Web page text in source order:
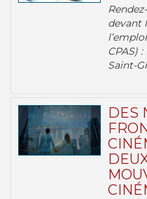
devant
CPAS)
Saint-
DES